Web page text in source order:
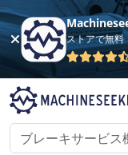
ストアで無料